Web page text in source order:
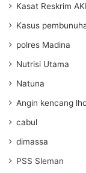
Kasat Reskrim
Kasus
polres Madina
Nutrisi Utama
Natuna
Angin kencang
cabul
dimassa
PSS Sleman